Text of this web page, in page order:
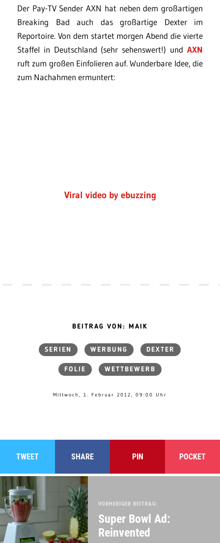
Der Pay-TV Sender AXN hat neben dem großartigen
Breaking Bad auch das großartige Dexter im
Reportoire. Von dem startet morgen Abend die vierte
Staffel in Deutschland (sehr sehenswert!) und AXN
ruft zum großen Einfolieren auf. Wunderbare Idee, die
zum Nachahmen ermuntert:
Viral video by ebuzzing
BEITRAG VON: MAIK
SERIEN WERBUNG DEXTER
FOLIE WETTBEWERB
Mittwoch, 1. Februar 2012, 09:00 Uhr
TWEET SHARE PIN POCKET
VORHERIGER BEITRAG:
Super Bowl Ad:
Reinvented